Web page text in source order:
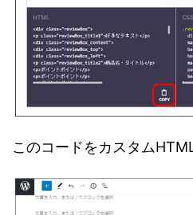
このコードをカスタム